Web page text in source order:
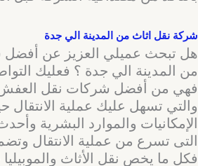
شركة نقل اثاث من المدينة الي جدة
هل تبحث عميلي العزيز عن
من المدينة الي جدة ؟ فعليك
فهي من أفضل شركات نقل العفش
والتي تسهل عليك عملية الانتقال
الإمكانيات والموارد البشرية
التى تسرع من عملية الانتقال
فكل ما يخص نقل الأثاث